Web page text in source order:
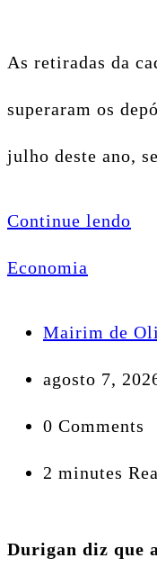
As retiradas da
superaram os
julho deste ano,
Continue lendo
Economia
Mairim de
agosto 7,
0 Comments
2 minutes
Durigan diz que